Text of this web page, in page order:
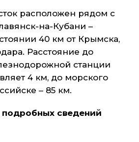
расположен рядом с
на-Кубани –
40 км от Крымска,
Расстояние до
станции
4 км, до морского
– 85 км.
сведений